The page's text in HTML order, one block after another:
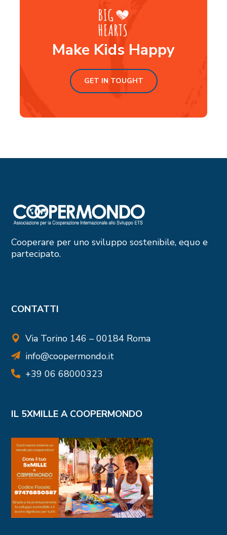
Make Kids Happy
GET IN TOUGHT
Cooperare per uno sviluppo sostenibile, equo e
partecipato.
CONTATTI
Via Torino 146 – 00184 Roma
info@coopermondo.it
+39 06 68000323
IL 5XMILLE A COOPERMONDO